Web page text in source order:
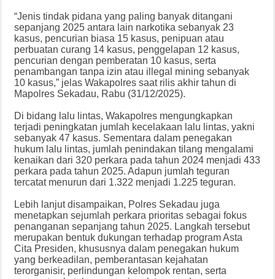
“Jenis tindak pidana yang paling banyak ditangani
sepanjang 2025 antara lain narkotika sebanyak 23
kasus, pencurian biasa 15 kasus, penipuan atau
perbuatan curang 14 kasus, penggelapan 12 kasus,
pencurian dengan pemberatan 10 kasus, serta
penambangan tanpa izin atau illegal mining sebanyak
10 kasus,” jelas Wakapolres saat rilis akhir tahun di
Mapolres Sekadau, Rabu (31/12/2025).
Di bidang lalu lintas, Wakapolres mengungkapkan
terjadi peningkatan jumlah kecelakaan lalu lintas, yakni
sebanyak 47 kasus. Sementara dalam penegakan
hukum lalu lintas, jumlah penindakan tilang mengalami
kenaikan dari 320 perkara pada tahun 2024 menjadi 433
perkara pada tahun 2025. Adapun jumlah teguran
tercatat menurun dari 1.322 menjadi 1.225 teguran.
Lebih lanjut disampaikan, Polres Sekadau juga
menetapkan sejumlah perkara prioritas sebagai fokus
penanganan sepanjang tahun 2025. Langkah tersebut
merupakan bentuk dukungan terhadap program Asta
Cita Presiden, khususnya dalam penegakan hukum
yang berkeadilan, pemberantasan kejahatan
terorganisir, perlindungan kelompok rentan, serta